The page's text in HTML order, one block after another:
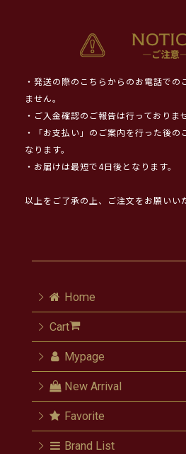
・発送の際のこちらからのお電話での
ません。
・ご入金確認のご報告は行っておりま
・「お支払い」のご案内を行った後の
なります。
・お届けは最短で4日後となります。
以上をご了承の上、ご注文をお願いい
Home
Cart
Mypage
New Arrival
Favorite
Brand List